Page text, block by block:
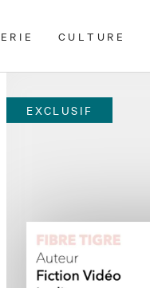
CULTURE
EXCLUSIF